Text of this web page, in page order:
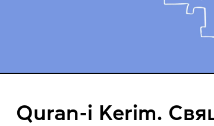
Quran-i Kerim.